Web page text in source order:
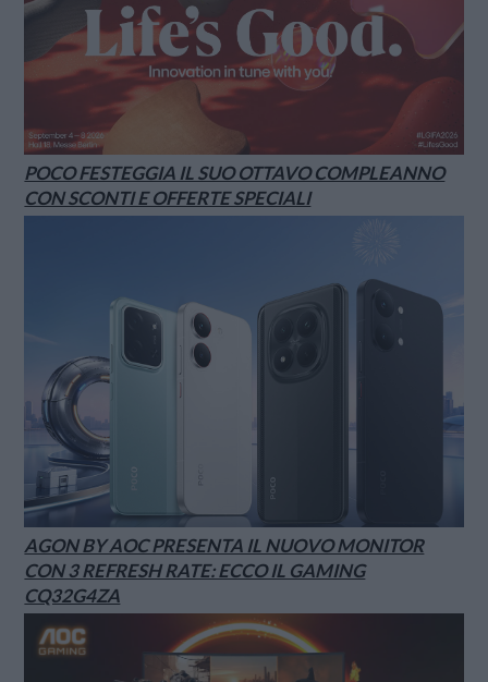
POCO FESTEGGIA IL SUO OTTAVO COMPLEANNO
CON SCONTI E OFFERTE SPECIALI
AGON BY AOC PRESENTA IL NUOVO MONITOR
CON 3 REFRESH RATE: ECCO IL GAMING
CQ32G4ZA